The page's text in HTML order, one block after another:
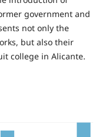
government and
not only the
but also their
college in Alicante.